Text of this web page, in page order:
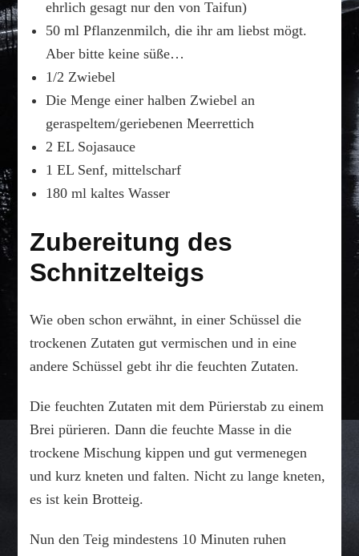
ehrlich gesagt nur den von Taifun)
50 ml Pflanzenmilch, die ihr am liebst mögt.
Aber bitte keine süße…
1/2 Zwiebel
Die Menge einer halben Zwiebel an
geraspeltem/geriebenen Meerrettich
2 EL Sojasauce
1 EL Senf, mittelscharf
180 ml kaltes Wasser
Zubereitung des
Schnitzelteigs
Wie oben schon erwähnt, in einer Schüssel die
trockenen Zutaten gut vermischen und in eine
andere Schüssel gebt ihr die feuchten Zutaten.
Die feuchten Zutaten mit dem Pürierstab zu einem
Brei pürieren. Dann die feuchte Masse in die
trockene Mischung kippen und gut vermenegen
und kurz kneten und falten. Nicht zu lange kneten,
es ist kein Brotteig.
Nun den Teig mindestens 10 Minuten ruhen